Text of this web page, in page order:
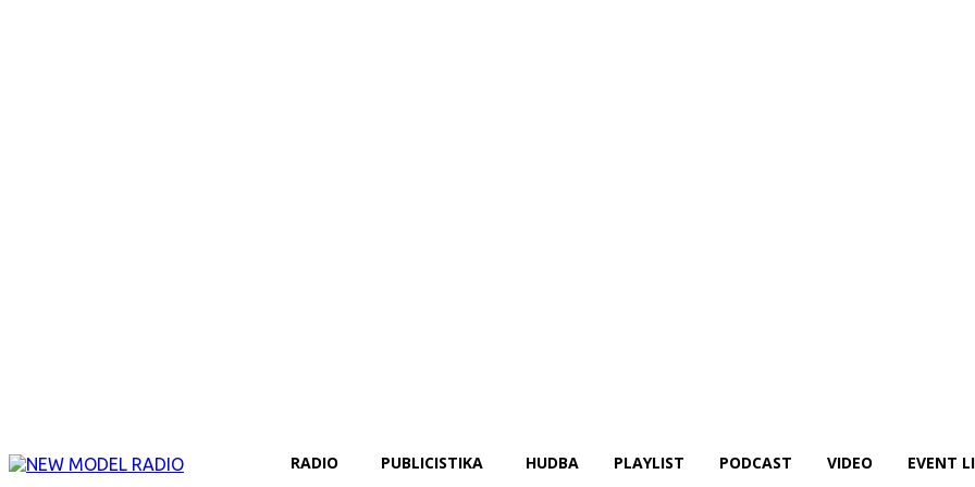
RADIO PUBLICISTIKA HUDBA PLAYLIST PODCAST VIDEO EVENT